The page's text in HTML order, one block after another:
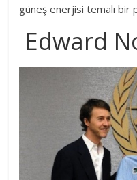
güneş enerjisi temalı bir
Edward